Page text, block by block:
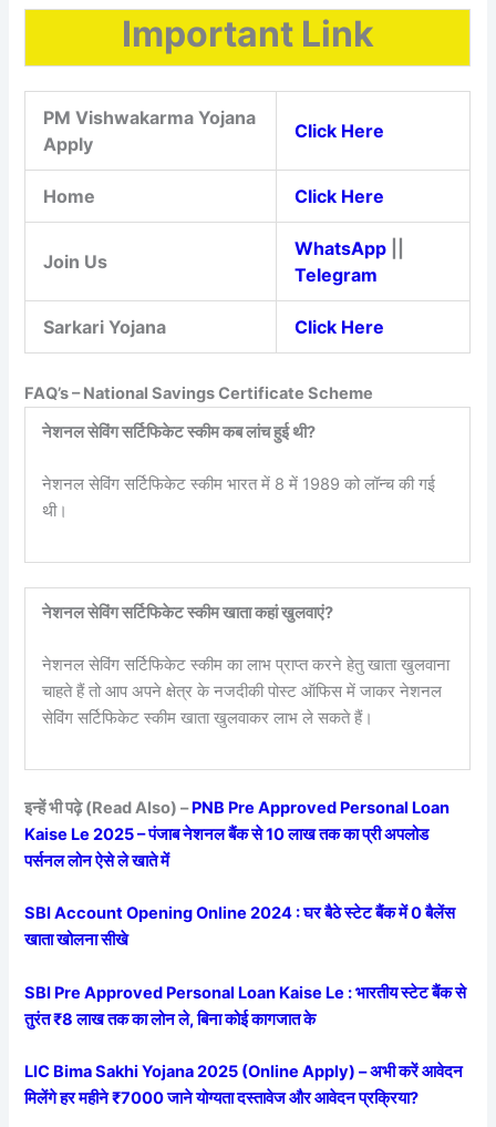
Important Link
PM Vishwakarma Yojana
Apply
Click Here
Home Click Here
Join Us
WhatsApp
Telegram
Sarkari Yojana Click Here
FAQ’s – National Savings Certificate Scheme
नेशनल सेविंग सर्टिफिकेट स्कीम कब लांच हुई थी?
नेशनल सेविंग सर्टिफिकेट स्कीम भारत में 8 में 1989 को लॉन्च की गई
थी।
नेशनल सेविंग सर्टिफिकेट स्कीम खाता कहां खुलवाएं?
नेशनल सेविंग सर्टिफिकेट स्कीम का लाभ प्राप्त करने हेतु खाता खुलवाना
चाहते हैं तो आप अपने क्षेत्र के नजदीकी पोस्ट ऑफिस में जाकर नेशनल
सेविंग सर्टिफिकेट स्कीम खाता खुलवाकर लाभ ले सकते हैं।
इन्हें भी पढ़े (Read Also) –PNB Pre Approved Personal Loan
Kaise Le 2025 – पंजाब नेशनल बैंक से 10 लाख तक का प्री अपलोड
पर्सनल लोन ऐसे ले खाते में
SBI Account Opening Online 2024 : घर बैठे स्टेट बैंक में 0 बैलेंस
खाता खोलना सीखे
SBI Pre Approved Personal Loan Kaise Le : भारतीय स्टेट बैंक से
तुरंत ₹8 लाख तक का लोन ले, बिना कोई कागजात के
LIC Bima Sakhi Yojana 2025 (Online Apply) – अभी करें आवेदन
मिलेंगे हर महीने ₹7000 जाने योग्यता दस्तावेज और आवेदन प्रक्रिया?